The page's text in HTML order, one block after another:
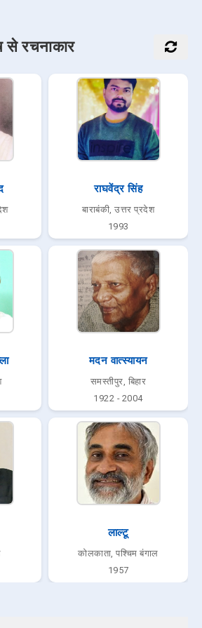
से रचनाकार
राघवेंद्र सिंह
बाराबंकी, उत्तर प्रदेश
1993
मदन वात्स्यायन
समस्तीपुर, बिहार
1922 - 2004
लाल्टू
कोलकाता, पश्चिम बंगाल
1957